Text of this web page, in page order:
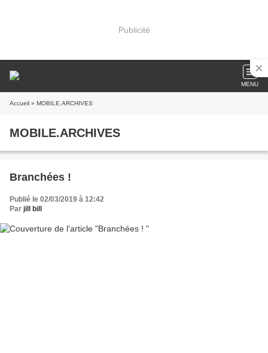
Publicité
MENU
Accueil » MOBILE.ARCHIVES
MOBILE.ARCHIVES
Branchées !
Publié le 02/03/2019 à 12:42
Par jill bill